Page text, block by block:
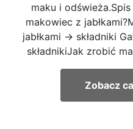
maku i
makowiec z
jabłkami → składniki
składnikiJak zrobić
Zobacz